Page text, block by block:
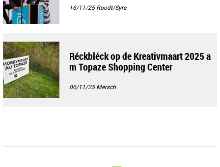
16/11/25Roodt/Syre
Réckbléck op de Kreativmaart 2025 a
m Topaze Shopping Center
06/11/25Mersch